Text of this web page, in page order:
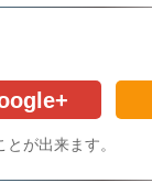
が出来ます。